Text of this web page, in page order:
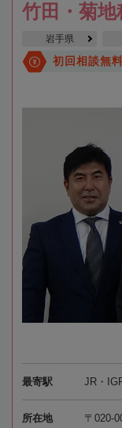
竹田・菊地
岩手県
初回相談無料
最寄駅 JR・
所在地
〒020-